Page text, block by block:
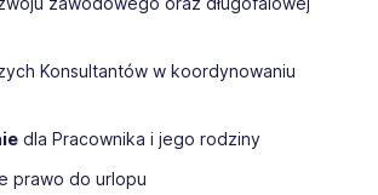
Konsultantów w koordynowaniu
dla Pracownika i jego rodziny
prawo do urlopu